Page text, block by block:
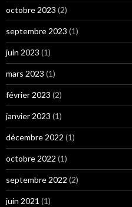
octobre 2023 (2)
septembre 2023 (1)
juin 2023 (1)
mars 2023 (1)
février 2023 (2)
janvier 2023 (1)
décembre 2022 (1)
octobre 2022 (1)
septembre 2022 (2)
juin 2021 (1)